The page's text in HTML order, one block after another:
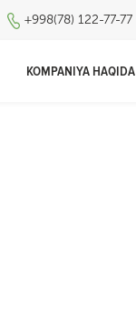
+998(78) 122-77-77
KOMPANIYA HAQIDA